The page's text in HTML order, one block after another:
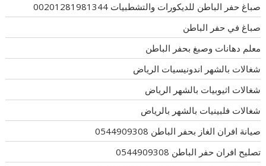
صباغ حفر الباطن للديكورات والتشطبيات 00201281981344
صباغ في حفر الباطن
معلم دهانات وصبغ بحفر الباطن
شغالات بالشهر اندونيسيات الرياض
شغالات اثيوبيات بالشهر الرياض
شغالات فلبينيات بالشهر بالرياض
صيانة افران الغاز بحفر الباطن 0544909308
تصليح افران حفر الباطن 0544909308